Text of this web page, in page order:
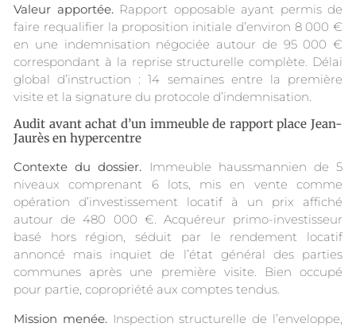
Valeur apportée.Rapport opposable ayant permis de
faire requalifier la proposition initiale d’environ 8 000 €
en une indemnisation négociée autour de 95 000 €
correspondant à la reprise structurelle complète. Délai
global d’instruction : 14 semaines entre la première
visite et la signature du protocole d’indemnisation.
Audit avant achat d’un immeuble de rapport place Jean-
Jaurès en hypercentre
Contexte du dossier. Immeuble haussmannien de 5
niveaux comprenant 6 lots, mis en vente comme
opération d’investissement locatif à un prix affiché
autour de 480 000 €. Acquéreur primo-investisseur
basé hors région, séduit par le rendement locatif
annoncé mais inquiet de l’état général des parties
communes après une première visite. Bien occupé
pour partie, copropriété aux comptes tendus.
Mission menée. Inspection structurelle de l’enveloppe,